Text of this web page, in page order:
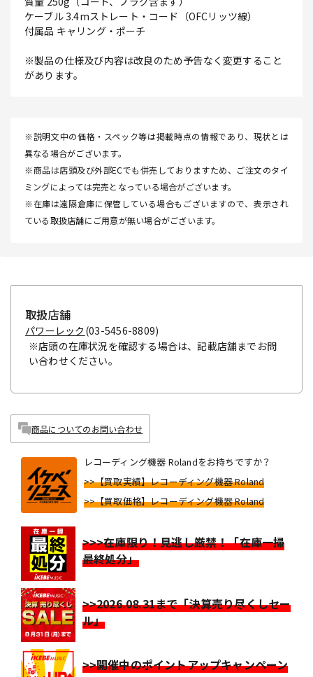
ケーブル 3.4mストレート・コード（OFCリッツ線）
付属品 キャリング・ポーチ
※製品の仕様及び内容は改良のため予告なく変更すること
があります。
※説明文中の価格・スペック等は掲載時点の情報であり、現状とは
異なる場合がございます。
※商品は店頭及び外部ECでも併売しておりますため、ご注文のタイ
ミングによっては完売となっている場合がございます。
※在庫は遠隔倉庫に保管している場合もございますので、表示され
ている取扱店舗にご用意が無い場合がございます。
取扱店舗
パワーレック (03-5456-8809)
※店頭の在庫状況を確認する場合は、記載店舗までお問
い合わせください。
商品についてのお問い合わせ
レコーディング機器 Rolandをお持ちですか？
>>【買取実績】レコーディング機器 Roland
>>【買取価格】レコーディング機器 Roland
>>>在庫限り！見逃し厳禁！「在庫一掃
最終処分」
>>2026.08.31まで「決算売り尽くしセー
ル」
>>開催中のポイントアップキャンペーン